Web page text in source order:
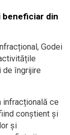
beneficiar din
Godei
de îngrijire
infracțională ce
conștient și
și